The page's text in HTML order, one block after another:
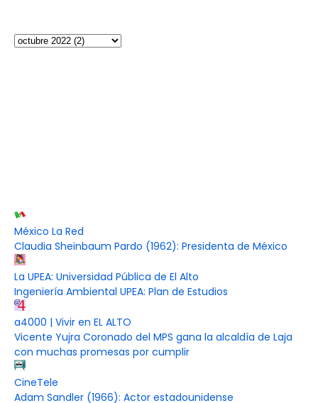
México La Red
Claudia Sheinbaum Pardo (1962): Presidenta de México
La UPEA: Universidad Pública de El Alto
Ingeniería Ambiental UPEA: Plan de Estudios
a4000 | Vivir en EL ALTO
Vicente Yujra Coronado del MPS gana la alcaldía de Laja
con muchas promesas por cumplir
CineTele
Adam Sandler (1966): Actor estadounidense